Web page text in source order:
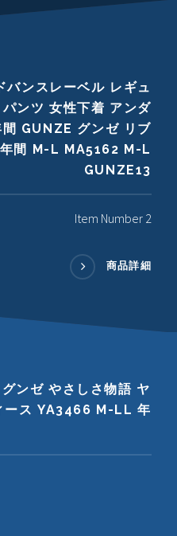
ンスレーベル レギュ
ンツ 女性下着 アンダ
GUNZE グンゼ リブ
間 M-L MA5162 M-L
GUNZE13
Item Number 2
商品詳細
ンゼ やさしさ物語 ヤ
ース YA3466 M-LL 年